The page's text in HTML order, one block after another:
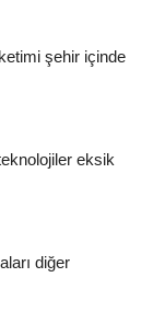
şehir içinde
eksik
diğer